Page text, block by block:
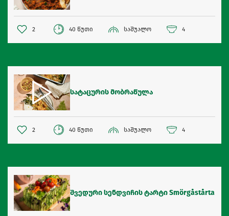
2 40 წუთი საშუალო 4
სატაცურის მობრაწულა
2 40 წუთი საშუალო 4
შვედური სენდვიჩის ტარტი Smörgåstårta